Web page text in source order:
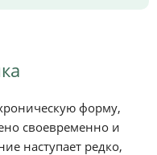
форму,
своевременно и
наступает редко,